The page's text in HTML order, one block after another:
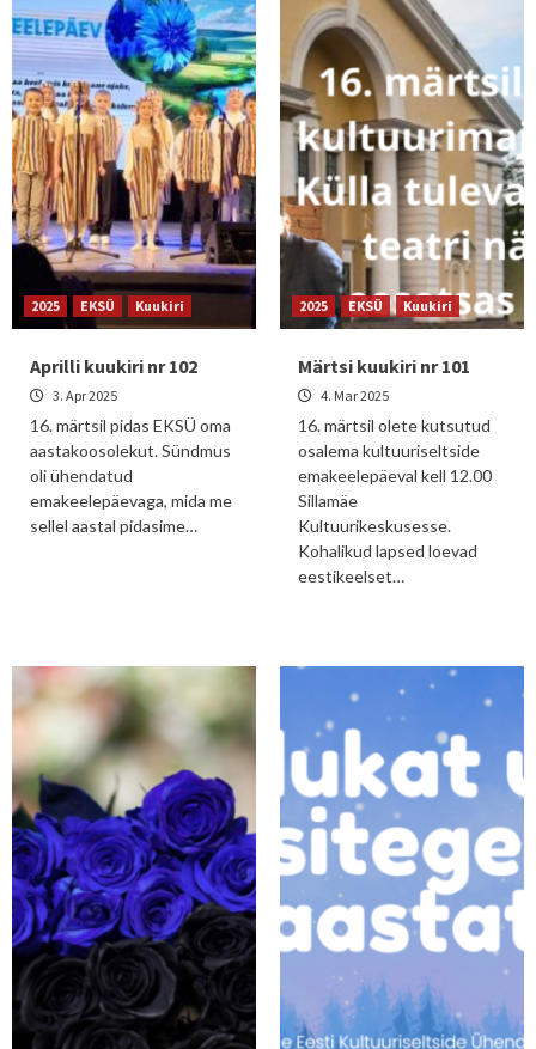
2025 EKSÜ Kuukiri
Aprilli kuukiri nr 102
3. Apr 2025
16. märtsil pidas EKSÜ oma
aastakoosolekut. Sündmus
oli ühendatud
emakeelepäevaga, mida me
sellel aastal pidasime…
2025 EKSÜ Kuukiri
Märtsi kuukiri nr 101
4. Mar 2025
16. märtsil olete kutsutud
osalema kultuuriseltside
emakeelepäeval kell 12.00
Sillamäe
Kultuurikeskusesse.
Kohalikud lapsed loevad
eestikeelset…